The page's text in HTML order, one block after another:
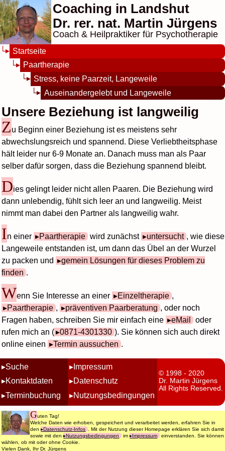
Coaching in Landshut
Dr. rer. nat. Martin Jürgens
Coach & Heilpraktiker für Psychotherapie
Startseite
Paartherapie
Stress, keine Paarzeit, Langeweile
Auseinandergelebt und Langeweile
Unsere Beziehung ist langweilig
Zu Beginn einer Beziehung ist es meistens sehr
abwechslungsreich und spannend. Diese Verliebtheitsphase
hält leider nur 6-9 Monate an. Danach muss man als Paar
selber dafür sorgen, dass die Beziehung spannend bleibt.
Dies gelingt leider nicht allen Paaren. Die Beziehung wird
dann unlebendig, fühlt sich leer an und langweilig. Meist
nimmt man dabei den Partner als langweilig wahr.
In einer Paartherapie wird zunächst untersucht , wie diese
Langeweile entstanden ist, um dann das Übel an der Wurzel
zu packen und
gemein Lösungen für dieses Problem zu
finden .
Wenn Sie Interesse an einer Einzeltherapie ,
Paartherapie , präventiven Paarberatung , oder noch
Fragen haben, schreiben Sie mir einfach eine
eMail
oder
rufen mich an (
0871-4301330 ). Sie können sich auch direkt
online einen
Termin aussuchen .
Suche
Kontaktdaten
Terminbuchung
Impressum
Datenschutz
Nutzungsbedingungen
© 1998 - 2020
Dr. Martin Jürgens
All Rights Reserved.
Guten Tag!
Welche Daten wie erhoben, gespeichert und verarbeitet werden, erfahren Sie in
den Datenschutz-Infos
. Mit der Nutzung dieser Homepage erklären Sie sich damit
sowie mit den Nutzungsbedingungen im Impressum
einverstanden. Sie können
wählen, ob mit oder ohne Cookie.
Vielen Dank, Ihr Dr. Jürgens